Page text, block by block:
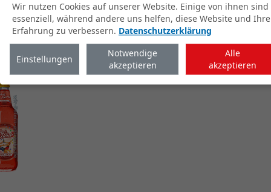
zum Shop
Wir nutzen Cookies auf unserer Website. Einige von ihnen sind
essenziell, während andere uns helfen, diese Website und Ihre
Erfahrung zu verbessern. Datenschutzerklärung
Einstellungen
Notwendige
akzeptieren
Alle
akzeptieren